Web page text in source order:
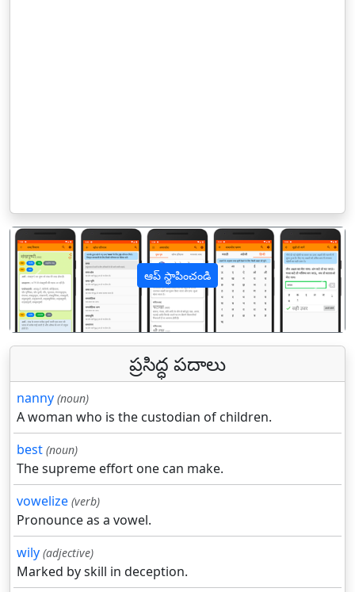
ఆప్ స్థాపించండి
पिछला
ప్రసిద్ధ పదాలు
nanny (noun)
A woman who is the custodian of children.
best (noun)
The supreme effort one can make.
vowelize (verb)
Pronounce as a vowel.
wily (adjective)
Marked by skill in deception.